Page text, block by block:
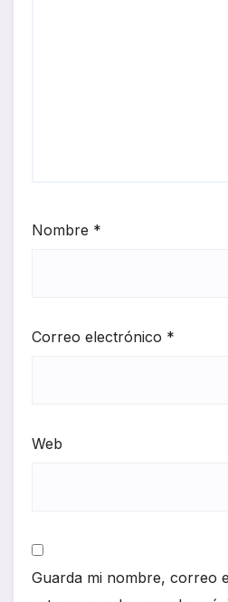
Nombre *
Correo electrónico *
Web
Guarda mi nombre, correo